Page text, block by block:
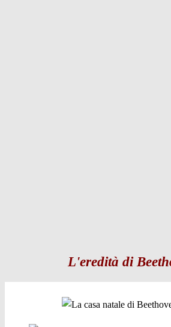
L'eredità di